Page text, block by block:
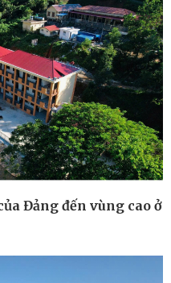
Doanh nghiệp
Thông tin doanh nghiệp
Doanh nhân
Đảng đến vùng cao ở